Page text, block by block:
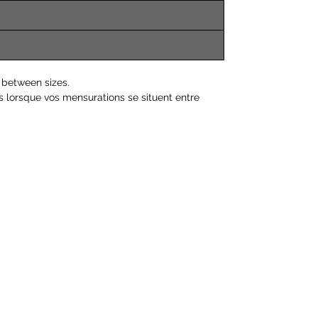
sizes.
vos mensurations se situent entre